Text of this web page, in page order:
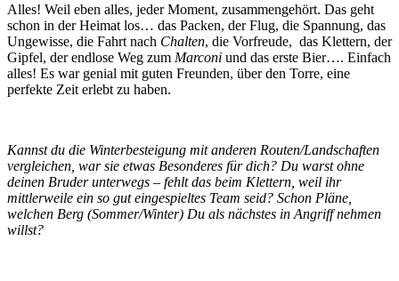
Alles! Weil eben alles, jeder Moment, zusammengehört. Das geht
schon in der Heimat los… das Packen, der Flug, die Spannung, das
Ungewisse, die Fahrt nach Chalten, die Vorfreude, das Klettern, der
Gipfel, der endlose Weg zum Marconi und das erste Bier…. Einfach
alles! Es war genial mit guten Freunden, über den Torre, eine
perfekte Zeit erlebt zu haben.
Kannst du die Winterbesteigung mit anderen Routen/Landschaften
vergleichen, war sie etwas Besonderes für dich? Du warst ohne
deinen Bruder unterwegs – fehlt das beim Klettern, weil ihr
mittlerweile ein so gut eingespieltes Team seid? Schon Pläne,
welchen Berg (Sommer/Winter) Du als nächstes in Angriff nehmen
willst?